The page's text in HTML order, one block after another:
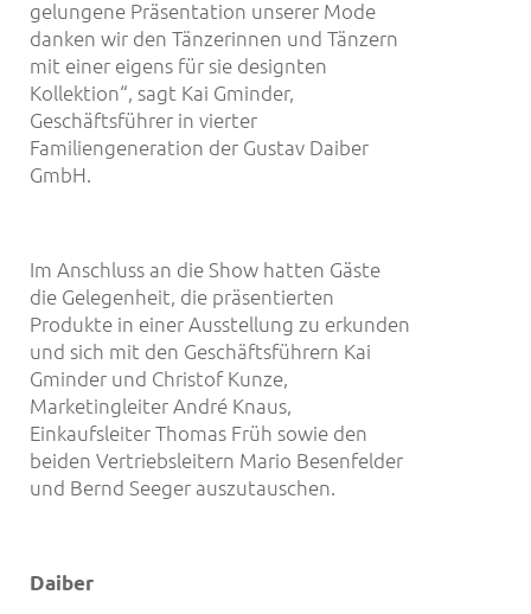
gelungene Präsentation unserer Mode
danken wir den Tänzerinnen und Tänzern
mit einer eigens für sie designten
Kollektion“, sagt Kai Gminder,
Geschäftsführer in vierter
Familiengeneration der Gustav Daiber
GmbH.
Im Anschluss an die Show hatten Gäste
die Gelegenheit, die präsentierten
Produkte in einer Ausstellung zu erkunden
und sich mit den Geschäftsführern Kai
Gminder und Christof Kunze,
Marketingleiter André Knaus,
Einkaufsleiter Thomas Früh sowie den
beiden Vertriebsleitern Mario Besenfelder
und Bernd Seeger auszutauschen.
Daiber